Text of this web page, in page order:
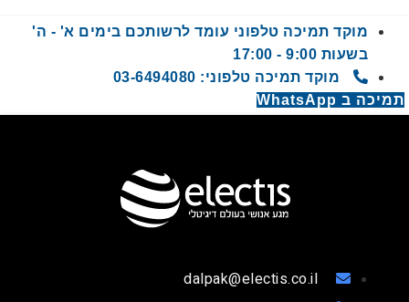
מוקד תמיכה טלפוני עומד לרשותכם בימים א' - ה'
בשעות 9:00 - 17:00
מוקד תמיכה טלפוני: 03-6494080
תמיכה ב WhatsApp
dalpak@electis.co.il